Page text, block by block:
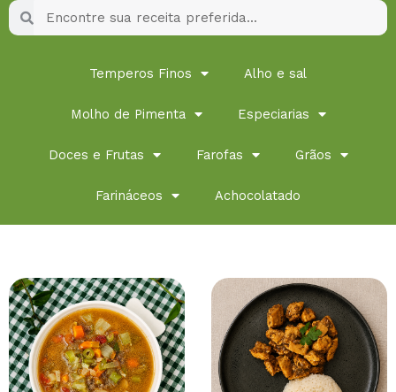
Pesquisar
Temperos Finos Alho e sal
Molho de Pimenta Especiarias
Doces e Frutas Farofas Grãos
Farináceos Achocolatado